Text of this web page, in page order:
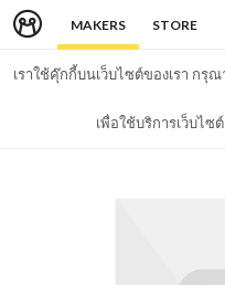
MAKERS STORE
เราใช้คุ๊กกี้บนเว็บไซต์ของเรา กรุ
เพื่อใช้บริการเว็บไซต์